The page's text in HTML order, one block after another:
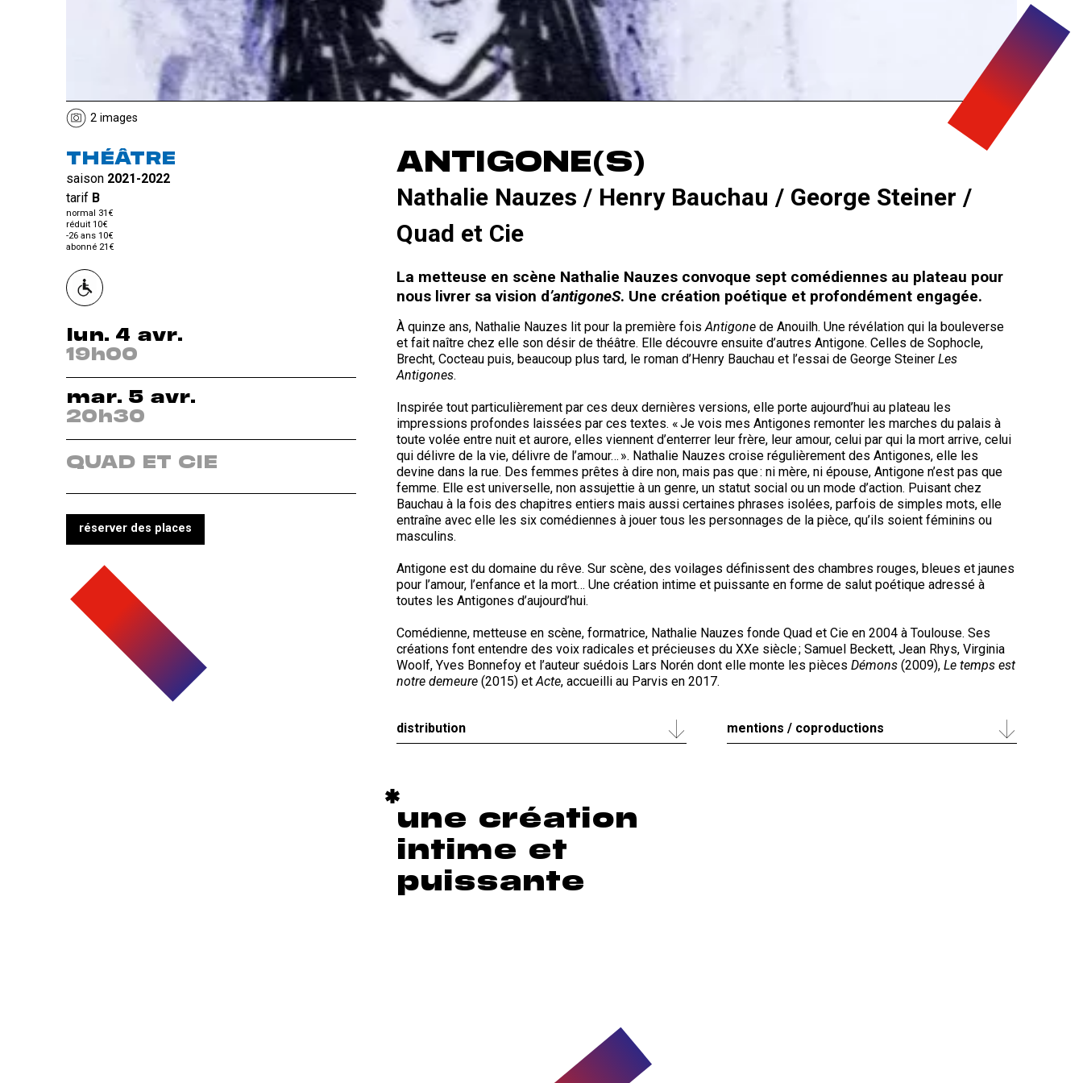
2 images
THÉÂTRE
saison 2021-2022
tarif B
normal 31€
réduit 10€
-26 ans 10€
abonné 21€
lun. 4 avr.
19h00
mar. 5 avr.
20h30
QUAD ET CIE
réserver des places
ANTIGONE(S)
Nathalie Nauzes / Henry Bauchau / George Steiner /
Quad et Cie
La metteuse en scène Nathalie Nauzes convoque sept comédiennes au plateau pour
nous livrer sa vision d’antigoneS. Une création poétique et profondément engagée.
À quinze ans, Nathalie Nauzes lit pour la première fois Antigonede Anouilh. Une révélation qui la bouleverse
et fait naître chez elle son désir de théâtre. Elle découvre ensuite d’autres Antigone. Celles de Sophocle,
Brecht, Cocteau puis, beaucoup plus tard, le roman d’Henry Bauchau et l’essai de George Steiner Les
Antigones.
Inspirée tout particulièrement par ces deux dernières versions, elle porte aujourd’hui au plateau les
impressions profondes laissées par ces textes. « Je vois mes Antigones remonter les marches du palais à
toute volée entre nuit et aurore, elles viennent d’enterrer leur frère, leur amour, celui par qui la mort arrive, celui
qui délivre de la vie, délivre de l’amour… ». Nathalie Nauzes croise régulièrement des Antigones, elle les
devine dans la rue. Des femmes prêtes à dire non, mais pas que : ni mère, ni épouse, Antigone n’est pas que
femme. Elle est universelle, non assujettie à un genre, un statut social ou un mode d’action. Puisant chez
Bauchau à la fois des chapitres entiers mais aussi certaines phrases isolées, parfois de simples mots, elle
entraîne avec elle les six comédiennes à jouer tous les personnages de la pièce, qu’ils soient féminins ou
masculins.
Antigone est du domaine du rêve. Sur scène, des voilages définissent des chambres rouges, bleues et jaunes
pour l’amour, l’enfance et la mort… Une création intime et puissante en forme de salut poétique adressé à
toutes les Antigones d’aujourd’hui.
Comédienne, metteuse en scène, formatrice, Nathalie Nauzes fonde Quad et Cie en 2004 à Toulouse. Ses
créations font entendre des voix radicales et précieuses du XXe siècle ; Samuel Beckett, Jean Rhys, Virginia
Woolf, Yves Bonnefoy et l’auteur suédois Lars Norén dont elle monte les pièces Démons(2009), Le temps est
notre demeure(2015) etActe, accueilli au Parvis en 2017.
distribution mentions / coproductions
une création
intime et
puissante